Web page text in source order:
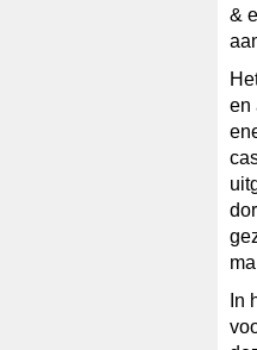
&
en
In